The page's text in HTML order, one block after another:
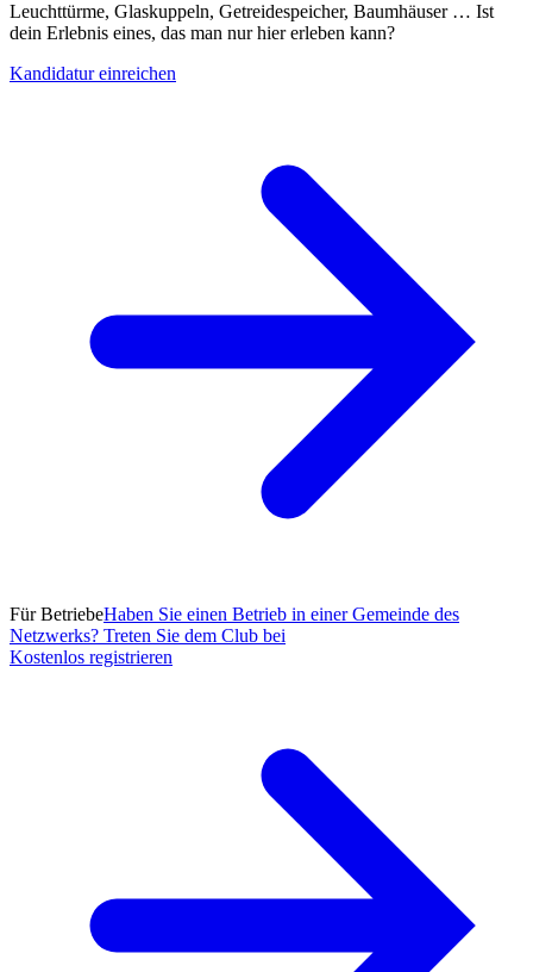
Leuchttürme, Glaskuppeln, Getreidespeicher, Baumhäuser … Ist
dein Erlebnis eines, das man nur hier erleben kann?
Kandidatur einreichen
Für BetriebeHaben Sie einen Betrieb in einer Gemeinde des
Netzwerks? Treten Sie dem Club bei
Kostenlos registrieren